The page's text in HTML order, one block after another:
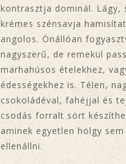
kontrasztja dominál. Lágy,
krémes szénsavja
angolos. Önállóan
nagyszerű, de remekül
marhahúsos ételekhez,
édességekhez is. Télen,
csokoládéval, fahéjjal és
csodás forralt sört
aminek egyetlen hölgy sem
ellenállni.